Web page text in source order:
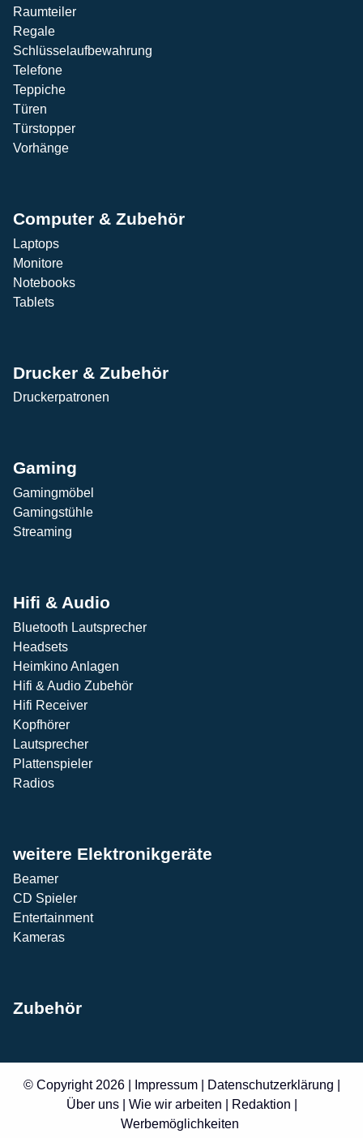
Raumteiler
Regale
Schlüsselaufbewahrung
Telefone
Teppiche
Türen
Türstopper
Vorhänge
Computer & Zubehör
Laptops
Monitore
Notebooks
Tablets
Drucker & Zubehör
Druckerpatronen
Gaming
Gamingmöbel
Gamingstühle
Streaming
Hifi & Audio
Bluetooth Lautsprecher
Headsets
Heimkino Anlagen
Hifi & Audio Zubehör
Hifi Receiver
Kopfhörer
Lautsprecher
Plattenspieler
Radios
weitere Elektronikgeräte
Beamer
CD Spieler
Entertainment
Kameras
Zubehör
© Copyright 2026 | Impressum| Datenschutzerklärung
Über uns| Wie wir arbeiten Redaktion
Werbemöglichkeiten